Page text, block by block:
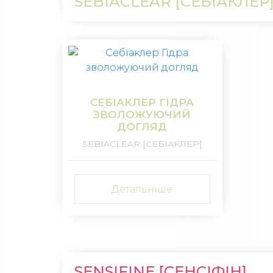
СЕБІАКЛЕР ГІДРА
ЗВОЛОЖУЮЧИЙ
ДОГЛЯД
SEBIACLEAR [СЕБІАКЛЕР]
Детальніше